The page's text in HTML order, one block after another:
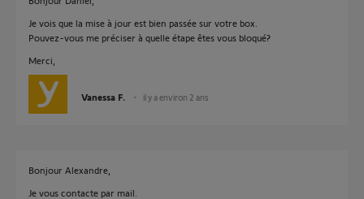
Je vois que la mise à jour est bien passée sur votre box.
Pouvez-vous me préciser à quelle étape êtes vous bloqué?
Merci,
Vanessa F. il y a environ 2 ans
Bonjour Alexandre,
Je vous contacte par mail.